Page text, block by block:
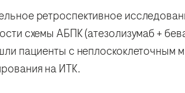
ретроспективное
схемы АБПК (атезолизумаб +
пациенты с неплоскоклеточным
на ИТК.